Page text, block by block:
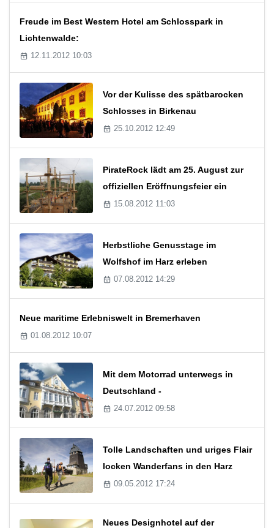
Freude im Best Western Hotel am Schlosspark in
Lichtenwalde:
12.11.2012 10:03
Vor der Kulisse des spätbarocken
Schlosses in Birkenau
25.10.2012 12:49
PirateRock lädt am 25. August zur
offiziellen Eröffnungsfeier ein
15.08.2012 11:03
Herbstliche Genusstage im
Wolfshof im Harz erleben
07.08.2012 14:29
Neue maritime Erlebniswelt in Bremerhaven
01.08.2012 10:07
Mit dem Motorrad unterwegs in
Deutschland -
24.07.2012 09:58
Tolle Landschaften und uriges Flair
locken Wanderfans in den Harz
09.05.2012 17:24
Neues Designhotel auf der